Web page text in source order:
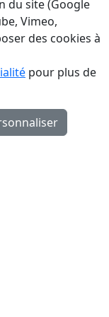
du site (Google
Vimeo,
des cookies à
pour plus de